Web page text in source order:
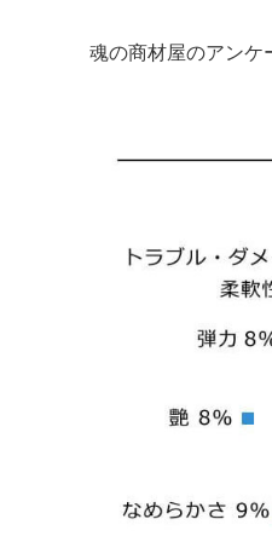
魂の商材屋のアンケ